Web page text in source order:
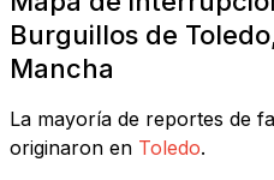
Burguillos de
Mancha
La mayoría de reportes de
originaron en Toledo.